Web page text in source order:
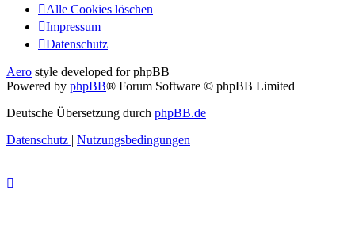
Alle Cookies löschen
Impressum
Datenschutz
Aero style developed for phpBB
Powered by phpBB® Forum Software © phpBB Limited
Deutsche Übersetzung durch phpBB.de
Datenschutz | Nutzungsbedingungen